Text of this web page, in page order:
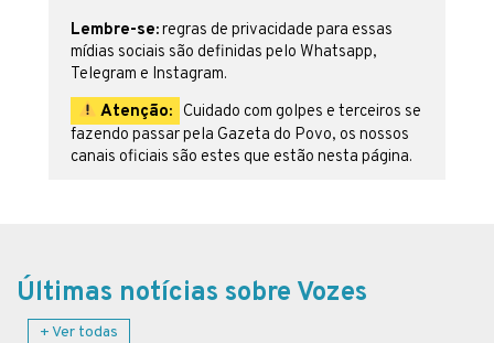
Lembre-se:regras de privacidade para essas
mídias sociais são definidas pelo Whatsapp,
Telegram e Instagram.
Atenção: Cuidado com golpes e terceiros se
fazendo passar pela Gazeta do Povo, os nossos
canais oficiais são estes que estão nesta página.
Últimas notícias sobre Vozes
+ Ver todas